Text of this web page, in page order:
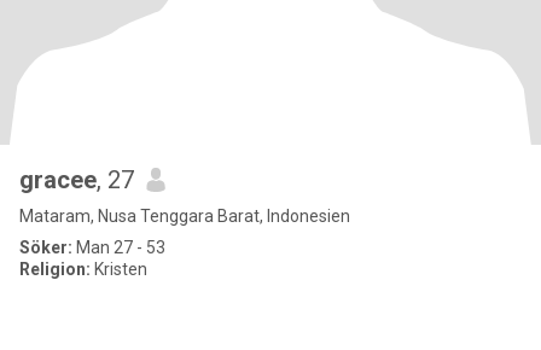
gracee, 27
Mataram, Nusa Tenggara Barat, Indonesien
Söker: Man 27 - 53
Religion: Kristen